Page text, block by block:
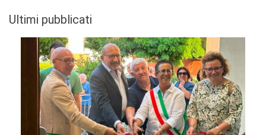
Ultimi pubblicati